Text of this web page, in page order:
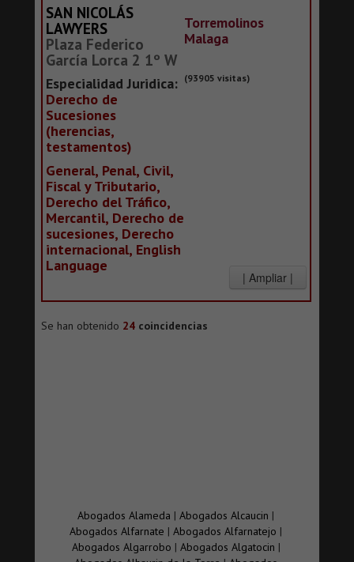
SAN NICOLÁS
LAWYERS
Plaza Federico
García Lorca 2 1º W
Especialidad Juridica:
Derecho de
Sucesiones
(herencias,
testamentos)
General, Penal, Civil,
Fiscal y Tributario,
Derecho del Tráfico,
Mercantil, Derecho de
sucesiones, Derecho
internacional, English
Language
Torremolinos
Malaga
(93905 visitas)
Se han obtenido 24 coincidencias
Abogados Alameda |Abogados Alcaucin |
Abogados Alfarnate |Abogados Alfarnatejo |
Abogados Algarrobo | Abogados Algatocin |